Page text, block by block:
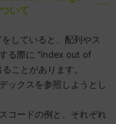
いて
していると、配列やス
る際に "index out of
ことがあります。
ックスを参照しようとし
コードの例と、それぞれ